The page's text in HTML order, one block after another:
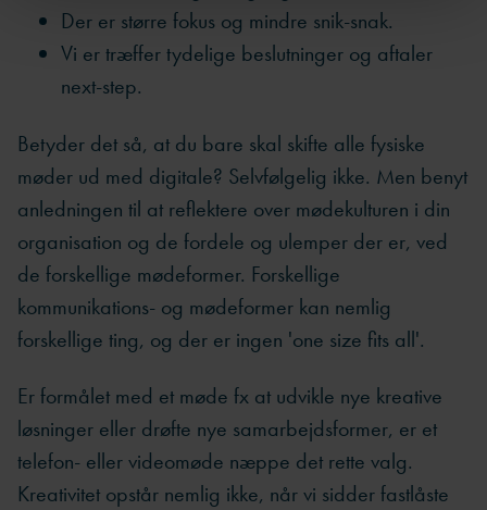
Der er større fokus og mindre snik-snak.
Vi er træffer tydelige beslutninger og aftaler
next-step.
Betyder det så, at du bare skal skifte alle fysiske
møder ud med digitale? Selvfølgelig ikke. Men benyt
anledningen til at reflektere over mødekulturen i din
organisation og de fordele og ulemper der er, ved
de forskellige mødeformer. Forskellige
kommunikations- og mødeformer kan nemlig
forskellige ting, og der er ingen 'one size fits all'.
Er formålet med et møde fx at udvikle nye kreative
løsninger eller drøfte nye samarbejdsformer, er et
telefon- eller videomøde næppe det rette valg.
Kreativitet opstår nemlig ikke, når vi sidder fastlåste